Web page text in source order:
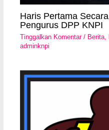
Haris Pertama
Pengurus DPP KNPI
Tinggalkan Komentar / Berita,
adminknpi